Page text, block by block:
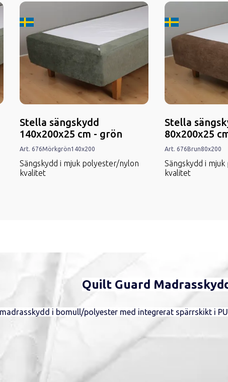
Tillverkard i Sverige
Stella sängskydd
140x200x25 cm - grön
Art. 676Mörkgrön140x200
Sängskydd i mjuk polyester/nylon
kvalitet
Tillverkard i
Stella
80x200x25
Art. 676Brun80x200
Sängskydd i
kvalitet
Quilt Guard Madrasskydd
i bomull/polyester med integrerat spärrskikt i